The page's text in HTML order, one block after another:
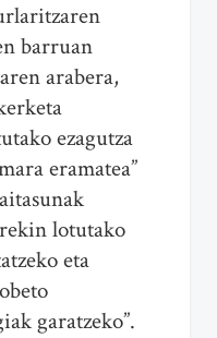
barruan
arabera,
ezagutza
eramatea”
lotutako
eta
garatzeko”.